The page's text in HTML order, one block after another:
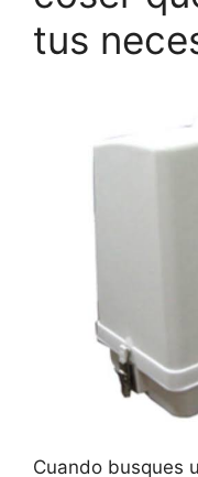
tus
Cuando busques